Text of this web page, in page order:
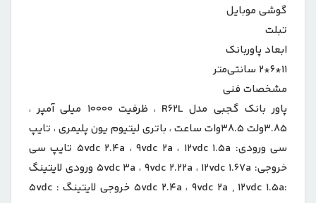
گوشی موبایل
تبلت
ابعاد پاوربانک
۱۱*۶*۲ سانتی‌متر
مشخصات فنی
پاور بانک گجبی مدل R۶۲L ، ظرفیت ۱۰۰۰۰ میلی آمپر ،
۳.۸۵ولت ۳۸.۵وات ساعت ، باتری لیتیوم یون پلیمری ، تایپ
سی ورودی: ۵vdc ۲.۴a ، ۹vdc ۲a ، ۱۲vdc ۱.۵a تایپ سی
خروجی: ۵vdc ۳a ، ۹vdc ۲.۲۲a ، ۱۲vdc ۱.۶۷a ورودی لایتینگ
:۵vdc ۲.۴a ، ۹vdc ۲a , ۱۲vdc ۱.۵a خروجی لایتینگ : ۵vdc